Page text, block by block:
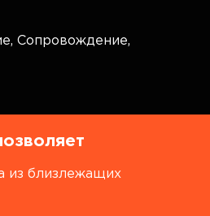
Сопровождение,
из близлежащих